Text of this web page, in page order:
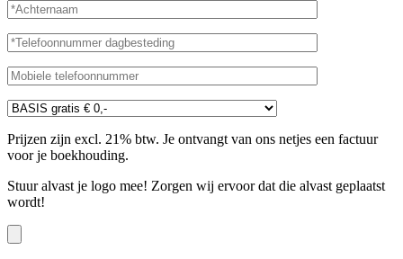
Prijzen zijn excl. 21% btw. Je ontvangt van ons netjes een factuur
voor je boekhouding.
Stuur alvast je logo mee! Zorgen wij ervoor dat die alvast geplaatst
wordt!